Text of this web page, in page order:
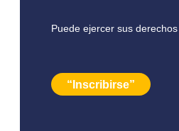
Puede ejercer sus